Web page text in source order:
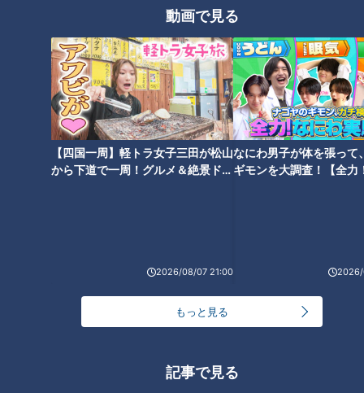
動画で見る
【四国一周】軽トラ女子三田が松山
から下道で一周！グルメ＆絶景ドラ
2026/08/07 21:00
なにわ男子が体を張って
ギモンを大調査！【全力
2026/
もっと見る
記事で見る
“チャラ男疑惑”から一転！？爽
そして芸人×気遣い男子の2組の
結末とは
胸キュン展開続出！正直すぎる
ず“ご褒美発言”
爽やかイケメン×グラドル美女
「私って面白いですか？」りり